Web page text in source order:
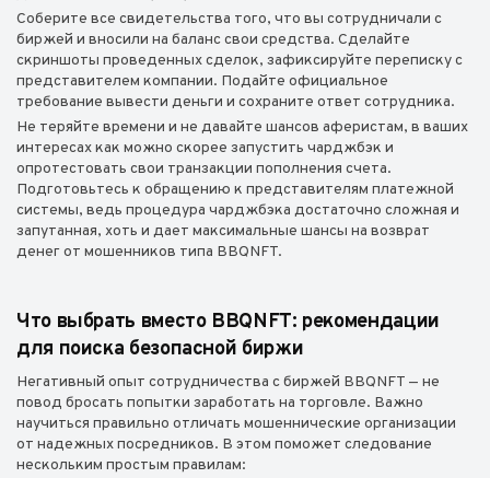
Соберите все свидетельства того, что вы сотрудничали с
биржей и вносили на баланс свои средства. Сделайте
скриншоты проведенных сделок, зафиксируйте переписку с
представителем компании. Подайте официальное
требование вывести деньги и сохраните ответ сотрудника.
Не теряйте времени и не давайте шансов аферистам, в ваших
интересах как можно скорее запустить чарджбэк и
опротестовать свои транзакции пополнения счета.
Подготовьтесь к обращению к представителям платежной
системы, ведь процедура чарджбэка достаточно сложная и
запутанная, хоть и дает максимальные шансы на возврат
денег от мошенников типа BBQNFT.
Что выбрать вместо BBQNFT: рекомендации
для поиска безопасной биржи
Негативный опыт сотрудничества с биржей BBQNFT — не
повод бросать попытки заработать на торговле. Важно
научиться правильно отличать мошеннические организации
от надежных посредников. В этом поможет следование
нескольким простым правилам: